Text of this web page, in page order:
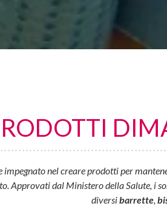
impegnato nel creare prodotti per
Approvati dal Ministero della Salute, i
diversibarrette,